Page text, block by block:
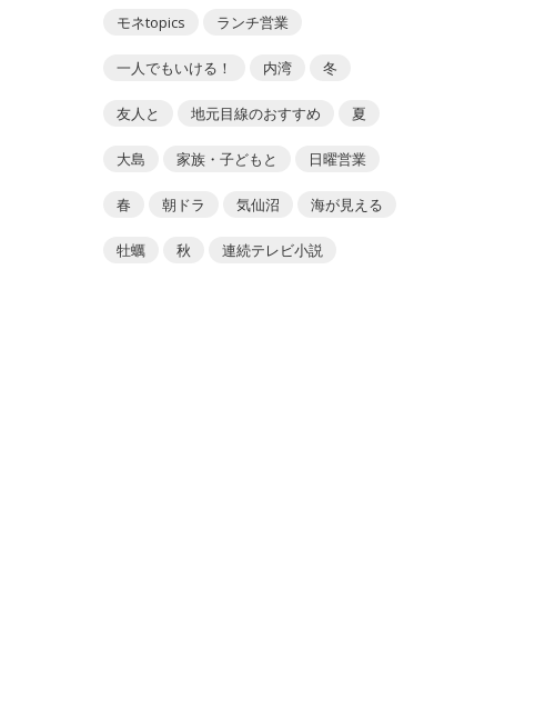
モネtopics ランチ営業
一人でもいける！ 内湾 冬
友人と 地元目線のおすすめ 夏
大島 家族・子どもと 日曜営業
春 朝ドラ 気仙沼 海が見える
牡蠣 秋 連続テレビ小説